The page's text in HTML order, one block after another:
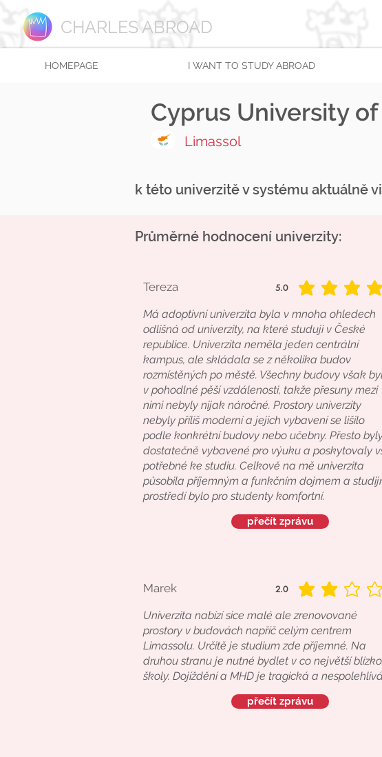
CHARLES ABROAD
HOMEPAGE I WANT TO STUDY ABROAD
Cyprus University
Limassol
k této univerzitě v systému aktuálně
Průměrné hodnocení univerzity:
Tereza 5.0
average rating is 5 out of 5
Má adoptivní univerzita byla v mnoha ohledech
odlišná od univerzity, na které studuji v České
republice. Univerzita neměla jeden centrální
kampus, ale skládala se z několika budov
rozmístěných po městě. Všechny budovy však
v pohodlné pěší vzdálenosti, takže přesuny mezi
nimi nebyly nijak náročné. Prostory univerzity
nebyly příliš moderní a jejich vybavení se lišilo
podle konkrétní budovy nebo učebny. Přesto
dostatečně vybavené pro výuku a poskytovaly
potřebné ke studiu. Celkově na mě univerzita
působila příjemným a funkčním dojmem a
prostředí bylo pro studenty komfortní.
přečít zprávu
Marek 2.0
average rating is 2 out of 5
Univerzita nabízí sice malé ale zrenovované
prostory v budovách napříč celým centrem
Limassolu. Určitě je studium zde příjemné. Na
druhou stranu je nutné bydlet v co největší
školy. Dojíždění a MHD je tragická a
přečít zprávu